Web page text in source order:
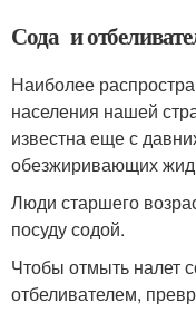
Сода и
Наиболее
населения нашей
известна еще с
обезжиривающих
Люди старшего
посуду содой.
Чтобы отмыть налет
отбеливателем,